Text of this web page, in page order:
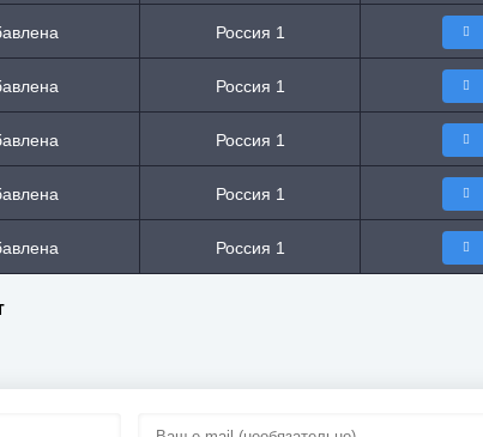
Россия 1
Россия 1
Россия 1
Россия 1
Россия 1